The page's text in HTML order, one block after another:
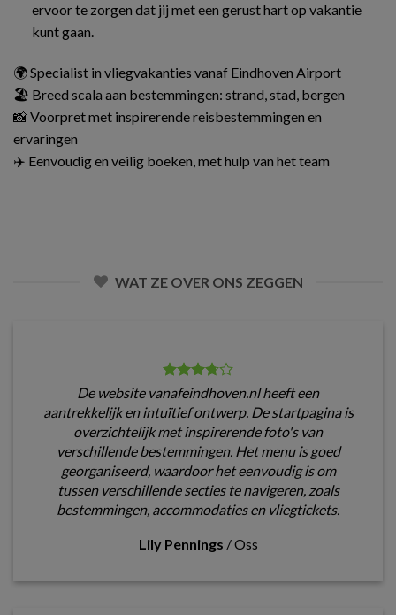
ervoor te zorgen dat jij met een gerust hart op vakantie
kunt gaan.
🌍 Specialist in vliegvakanties vanaf Eindhoven Airport
🏖️ Breed scala aan bestemmingen: strand, stad, bergen
📸 Voorpret met inspirerende reisbestemmingen en
ervaringen
✈️ Eenvoudig en veilig boeken, met hulp van het team
WAT ZE OVER ONS ZEGGEN
De website vanafeindhoven.nl heeft een
aantrekkelijk en intuïtief ontwerp. De startpagina is
overzichtelijk met inspirerende foto's van
verschillende bestemmingen. Het menu is goed
georganiseerd, waardoor het eenvoudig is om
tussen verschillende secties te navigeren, zoals
bestemmingen, accommodaties en vliegtickets.
Lily Pennings /Oss